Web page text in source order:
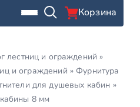
Корзина
лестниц и ограждений »
и ограждений » Фурнитура
для душевых кабин »
8 мм